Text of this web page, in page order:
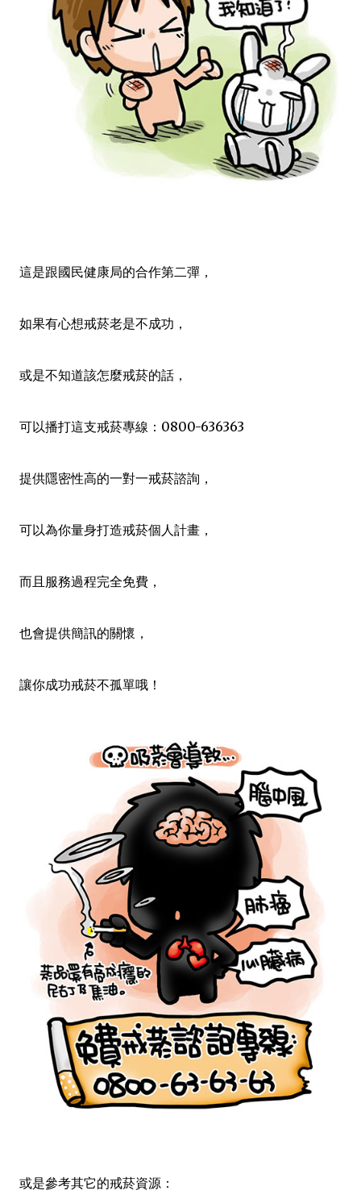
這是跟國民健康局的合作第二彈，
如果有心想戒菸老是不成功，
或是不知道該怎麼戒菸的話，
可以播打這支戒菸專線：0800-636363
提供隱密性高的一對一戒菸諮詢，
可以為你量身打造戒菸個人計畫，
而且服務過程完全免費，
也會提供簡訊的關懷，
讓你成功戒菸不孤單哦！
或是參考其它的戒菸資源：